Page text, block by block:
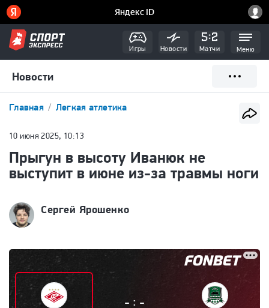
Игры Новости Матчи Меню
Новости
Главная Легкая атлетика
10 июня 2025, 10:13
Прыгун в высоту Иванюк не
выступит в июне из-за травмы ноги
Сергей Ярошенко
- : -